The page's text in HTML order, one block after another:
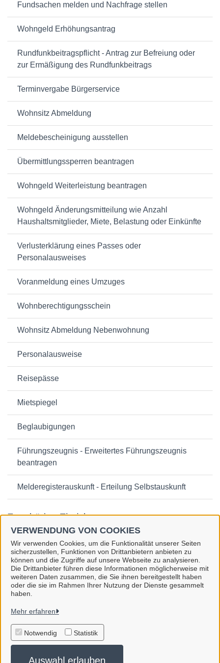
VERWENDUNG VON COOKIES
Wir verwenden Cookies, um die Funktionalität unserer Seiten
sicherzustellen, Funktionen von Drittanbietern anbieten zu
können und die Zugriffe auf unsere Webseite zu analysieren.
Die Drittanbieter führen diese Informationen möglicherweise mit
weiteren Daten zusammen, die Sie ihnen bereitgestellt haben
oder die sie im Rahmen Ihrer Nutzung der Dienste gesammelt
haben.
Mehr erfahren
Notwendig Statistik
Auswahl erlauben
Fundsachen melden und Nachfrage stellen
Wohngeld Erhöhungsantrag
Rundfunkbeitragspflicht - Antrag zur Befreiung oder
zur Ermäßigung des Rund­funk­beitrags
Terminvergabe Bürgerservice
Wohnsitz Abmeldung
Meldebescheinigung ausstellen
Übermittlungssperren beantragen
Wohngeld Weiterleistung beantragen
Wohngeld Änderungsmitteilung wie Anzahl
Haushaltsmitglieder, Miete, Belastung oder Einkünfte
Verlusterklärung eines Passes oder
Personalausweises
Voranmeldung eines Umzuges
Wohnberechtigungsschein
Wohnsitz Abmeldung Nebenwohnung
Personalausweise
Reisepässe
Mietspiegel
Beglaubigungen
Führungszeugnis - Erweitertes Führungszeugnis
beantragen
Melderegisterauskunft - Erteilung Selbstauskunft
Zugehörige Einrichtungen
Stadt Hennigsdorf
Alle Rechte vorbehalten
Impressum